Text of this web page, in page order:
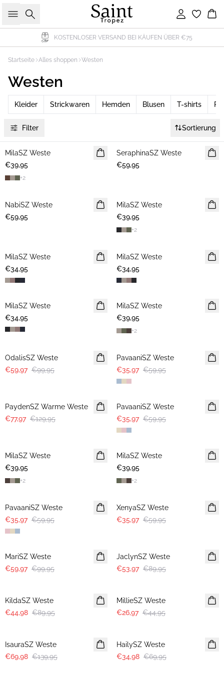
Suche Einloggen
KOSTENLOSER VERSAND BEI KÄUFEN ÜBER €75
Startseite Alles shoppen Westen
Westen
Kleider Strickwaren Hemden Blusen T-shirts
Filter Sortierung
2 FOR €65
MilaSZ Weste
€39,95
+2
NEUHEIT
SeraphinaSZ Weste
€59,95
NEUHEIT
NabiSZ Weste
€59,95
2 FOR €65
MilaSZ Weste
€39,95
+2
MilaSZ Weste
€34,95
MilaSZ Weste
€34,95
MilaSZ Weste
€34,95
2 FOR €65
MilaSZ Weste
€39,95
+2
OdalisSZ Weste
€59,97 €99,95
PavaaniSZ Weste
€35,97 €59,95
PaydenSZ Warme Weste
€77,97 €129,95
-40%
PavaaniSZ Weste
€35,97 €59,95
NEUHEIT
MilaSZ Weste
€39,95
+2
NEUHEIT
MilaSZ Weste
€39,95
+2
PavaaniSZ Weste
€35,97 €59,95
XenyaSZ Weste
€35,97 €59,95
-40%
MariSZ Weste
€59,97 €99,95
JaclynSZ Weste
€53,97 €89,95
KildaSZ Weste
€44,98 €89,95
MillieSZ Weste
€26,97 €44,95
IsauraSZ Weste
€69,98 €139,95
HailySZ Weste
€34,98 €69,95